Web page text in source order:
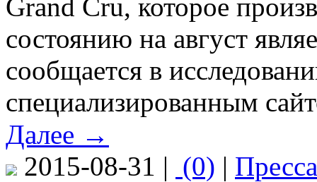
Grand Cru, которое
состоянию на август
сообщается в
специализированным
Далее →
2015-08-31 | (0) | Пресса